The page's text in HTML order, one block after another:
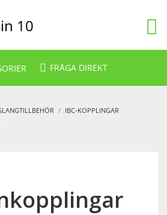
FRÅGA DIREKT
IBC-KOPPLINGAR